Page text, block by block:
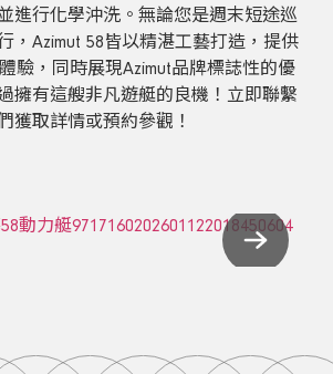
進行化學沖洗。無論您是週末短途巡
，Azimut 58皆以精湛工藝打造，提供
驗，同時展現Azimut品牌標誌性的優
擁有這艘非凡遊艇的良機！立即聯繫
獲取詳情或預約參觀！